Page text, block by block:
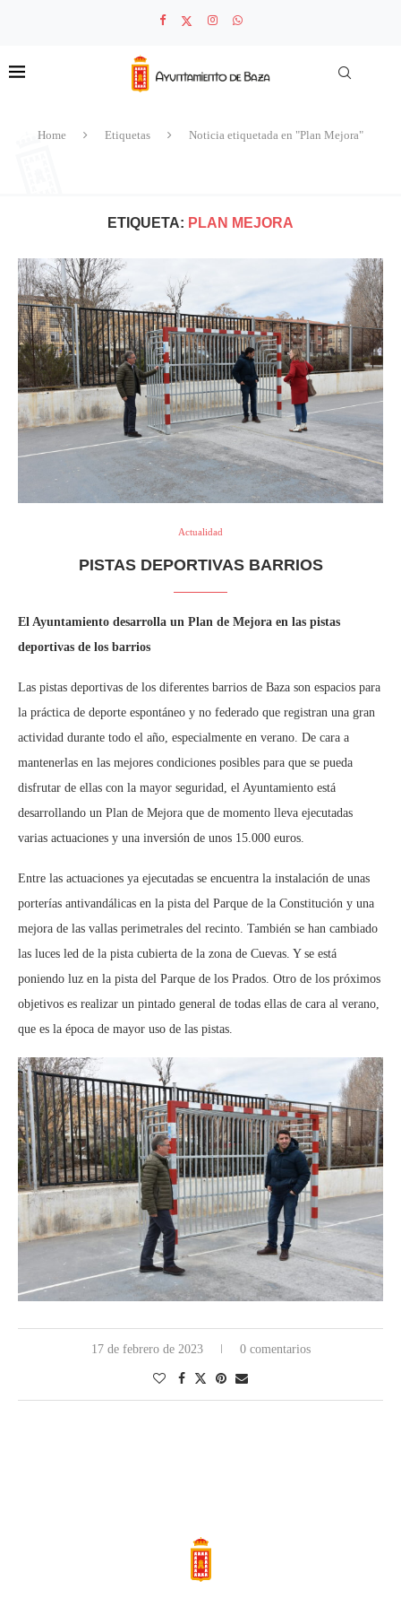
Home Etiquetas Noticia etiquetada en "Plan Mejora"
ETIQUETA: PLAN MEJORA
Actualidad
PISTAS DEPORTIVAS BARRIOS
El Ayuntamiento desarrolla un Plan de Mejora en las pistas
deportivas de los barrios
Las pistas deportivas de los diferentes barrios de Baza son espacios para
la práctica de deporte espontáneo y no federado que registran una gran
actividad durante todo el año, especialmente en verano. De cara a
mantenerlas en las mejores condiciones posibles para que se pueda
disfrutar de ellas con la mayor seguridad, el Ayuntamiento está
desarrollando un Plan de Mejora que de momento lleva ejecutadas
varias actuaciones y una inversión de unos 15.000 euros.
Entre las actuaciones ya ejecutadas se encuentra la instalación de unas
porterías antivandálicas en la pista del Parque de la Constitución y una
mejora de las vallas perimetrales del recinto. También se han cambiado
las luces led de la pista cubierta de la zona de Cuevas. Y se está
poniendo luz en la pista del Parque de los Prados. Otro de los próximos
objetivos es realizar un pintado general de todas ellas de cara al verano,
que es la época de mayor uso de las pistas.
17 de febrero de 2023 0 comentarios